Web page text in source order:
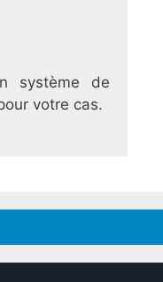
système de
votre cas.